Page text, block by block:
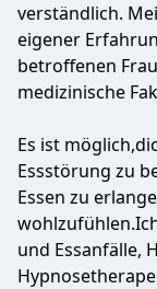
verständlich.
eigener
betroffenen
medizinische
Es ist
Essstörung zu
Essen zu
und Essanfälle,